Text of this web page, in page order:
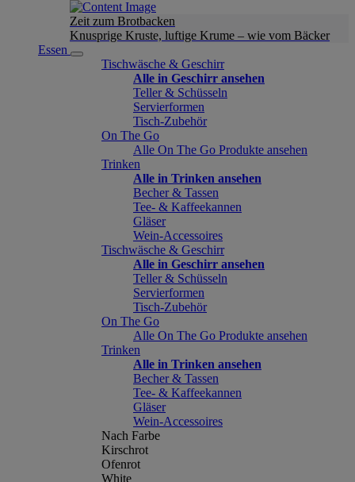
Zeit zum Brotbacken
Knusprige Kruste, luftige Krume – wie vom Bäcker
Essen
Tischwäsche & Geschirr
Alle in Geschirr ansehen
Teller & Schüsseln
Servierformen
Tisch-Zubehör
On The Go
Alle On The Go Produkte ansehen
Trinken
Alle in Trinken ansehen
Becher & Tassen
Tee- & Kaffeekannen
Gläser
Wein-Accessoires
Tischwäsche & Geschirr
Alle in Geschirr ansehen
Teller & Schüsseln
Servierformen
Tisch-Zubehör
On The Go
Alle On The Go Produkte ansehen
Trinken
Alle in Trinken ansehen
Becher & Tassen
Tee- & Kaffeekannen
Gläser
Wein-Accessoires
Nach Farbe
Kirschrot
Ofenrot
White